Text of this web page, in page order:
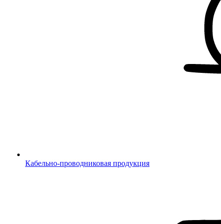
Кабельно-проводниковая продукция